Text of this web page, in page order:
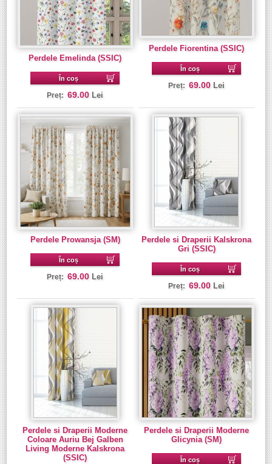
Perdele Emelinda (SSIC)
În coș
Preț: 69.00 Lei
Perdele Fiorentina (SSIC)
În coș
Preț: 69.00 Lei
Perdele Prowansja (SM)
În coș
Preț: 69.00 Lei
Perdele si Draperii Kalskrona
Gri (SSIC)
În coș
Preț: 69.00 Lei
Perdele si Draperii Moderne
Coloare Auriu Bej Galben
Living Moderne Kalskrona
(SSIC)
Perdele si Draperii Moderne
Glicynia (SM)
În coș